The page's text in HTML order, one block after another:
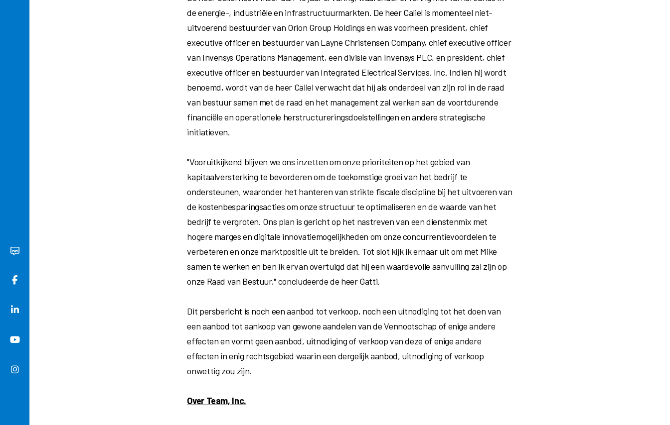
de energie-, industriële en infrastructuurmarkten. De heer Caliel is momenteel niet-
uitvoerend bestuurder van Orion Group Holdings en was voorheen president, chief
executive officer en bestuurder van Layne Christensen Company, chief executive officer
van Invensys Operations Management, een divisie van Invensys PLC, en president, chief
executive officer en bestuurder van Integrated Electrical Services, Inc. Indien hij wordt
benoemd, wordt van de heer Caliel verwacht dat hij als onderdeel van zijn rol in de raad
van bestuur samen met de raad en het management zal werken aan de voortdurende
financiële en operationele herstructureringsdoelstellingen en andere strategische
initiatieven.
"Vooruitkijkend blijven we ons inzetten om onze prioriteiten op het gebied van
kapitaalversterking te bevorderen om de toekomstige groei van het bedrijf te
ondersteunen, waaronder het hanteren van strikte fiscale discipline bij het uitvoeren van
de kostenbesparingsacties om onze structuur te optimaliseren en de waarde van het
bedrijf te vergroten. Ons plan is gericht op het nastreven van een dienstenmix met
hogere marges en digitale innovatiemogelijkheden om onze concurrentievoordelen te
verbeteren en onze marktpositie uit te breiden. Tot slot kijk ik ernaar uit om met Mike
samen te werken en ben ik ervan overtuigd dat hij een waardevolle aanvulling zal zijn op
onze Raad van Bestuur," concludeerde de heer Gatti.
Dit persbericht is noch een aanbod tot verkoop, noch een uitnodiging tot het doen van
een aanbod tot aankoop van gewone aandelen van de Vennootschap of enige andere
effecten en vormt geen aanbod, uitnodiging of verkoop van deze of enige andere
effecten in enig rechtsgebied waarin een dergelijk aanbod, uitnodiging of verkoop
onwettig zou zijn.
Over Team, Inc.